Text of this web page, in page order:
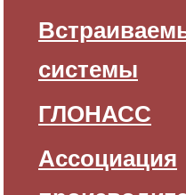
системы
ГЛОНАСС
Ассоциация